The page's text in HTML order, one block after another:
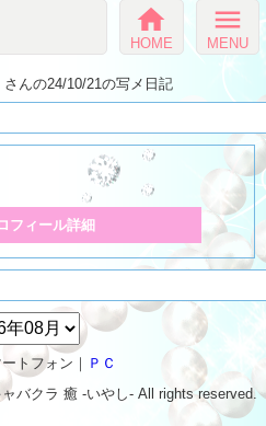
home
HOME
menu
MENU
さんの24/10/21の写メ日記
フィール詳細
トフォン｜ ＰＣ
バクラ 癒 -いやし‐ All rights reserved.